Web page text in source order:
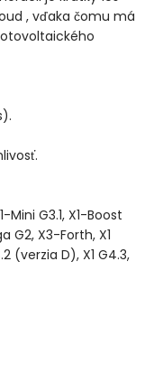
, vďaka čomu má
G3.1, X1-Boost
G2, X3-Forth, X1
(verzia D), X1 G4.3,